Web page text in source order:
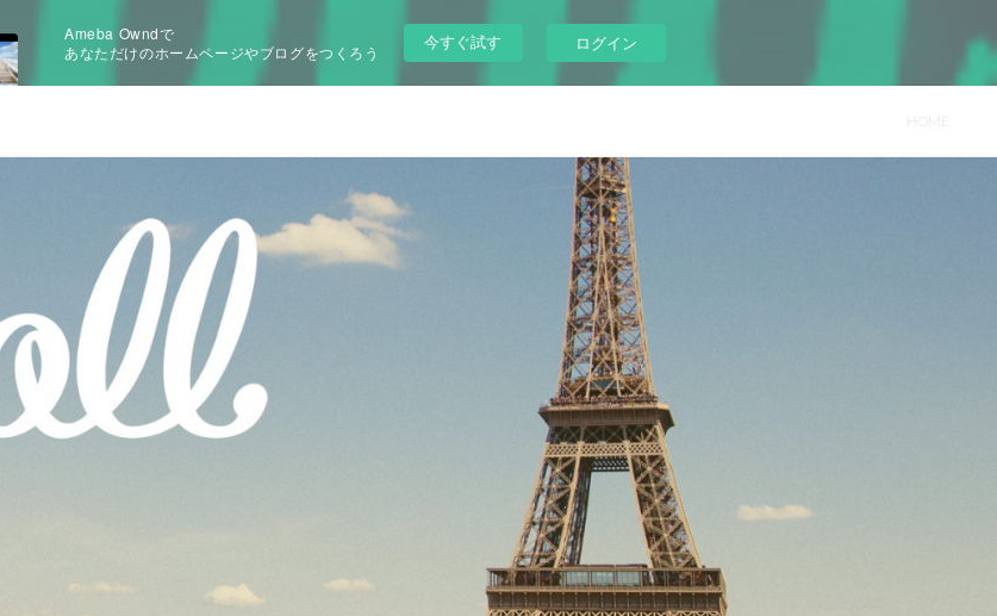
Ameba Owndで
あなただけのホームページやブログをつくろう
今すぐ試す ログイン
HOME